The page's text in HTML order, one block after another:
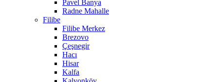
Pavel Banya
Radne Mahalle
Filibe
Filibe Merkez
Brezovo
Çeşnegir
Hacı
Hisar
Kalfa